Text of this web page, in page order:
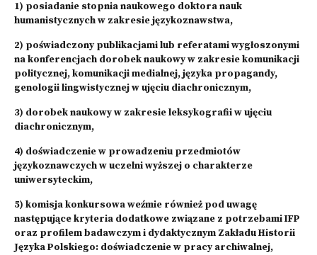
1) posiadanie stopnia naukowego doktora nauk
humanistycznych w zakresie językoznawstwa,
2) poświadczony publikacjami lub referatami wygłoszonymi
na konferencjach dorobek naukowy w zakresie komunikacji
politycznej, komunikacji medialnej, języka propagandy,
genologii lingwistycznej w ujęciu diachronicznym,
3) dorobek naukowy w zakresie leksykografii w ujęciu
diachronicznym,
4) doświadczenie w prowadzeniu przedmiotów
językoznawczych w uczelni wyższej o charakterze
uniwersyteckim,
5) komisja konkursowa weźmie również pod uwagę
następujące kryteria dodatkowe związane z potrzebami IFP
oraz profilem badawczym i dydaktycznym Zakładu Historii
Języka Polskiego: doświadczenie w pracy archiwalnej,